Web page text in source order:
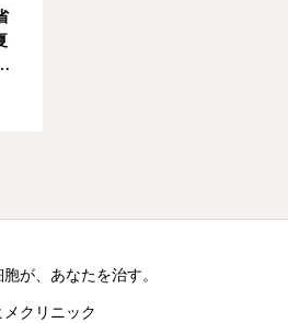
が、あなたを治す。
メクリニック